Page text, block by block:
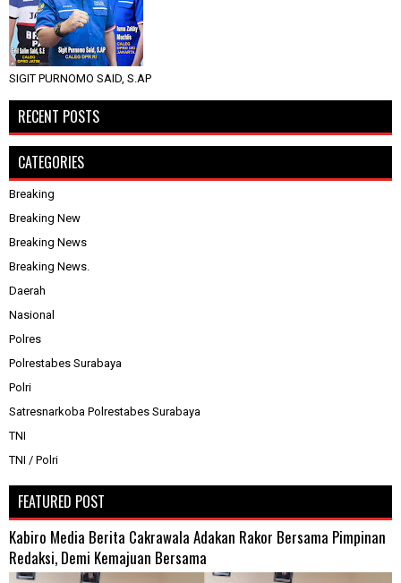
SIGIT PURNOMO SAID, S.AP
RECENT POSTS
CATEGORIES
Breaking
Breaking New
Breaking News
Breaking News.
Daerah
Nasional
Polres
Polrestabes Surabaya
Polri
Satresnarkoba Polrestabes Surabaya
TNI
TNI / Polri
FEATURED POST
Kabiro Media Berita Cakrawala Adakan Rakor Bersama Pimpinan
Redaksi, Demi Kemajuan Bersama